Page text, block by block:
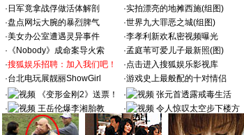
· 日军竟拿战俘做活体解剖 ·实拍漂亮的地摊西施(组图)
·盘点网坛大腕的暴烈脾气 ·世界九大罪恶之城(组图)
·美女办公室遭遇灵异事件 ·李孝利新欢私密视频曝光
· 《Nobody》成命案导火索 ·孟庭苇可爱儿子最新照(图)
·搜狐娱乐招聘：加入我们吧！ ·点击进入搜狐娱乐影视库
·台北电玩展靓丽ShowGirl ·游戏史上最般配的十对情侣
·
《变形金刚2》送票！ ·
张元首透露戒毒生活
·
王岳伦爆李湘胎教 ·
令人惊叹太空步下楼方
式